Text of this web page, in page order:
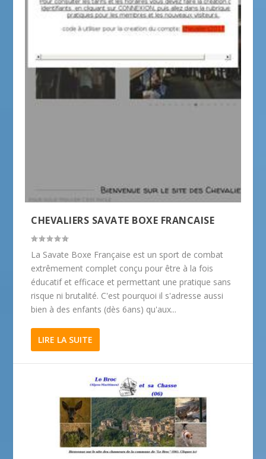
CHEVALIERS SAVATE BOXE FRANCAISE
La Savate Boxe Française est un sport de combat
extrêmement complet conçu pour être à la fois
éducatif et efficace et permettant une pratique sans
risque ni brutalité. C'est pourquoi il s'adresse aussi
bien à des enfants (dès 6ans) qu'aux...
LIRE LA SUITE